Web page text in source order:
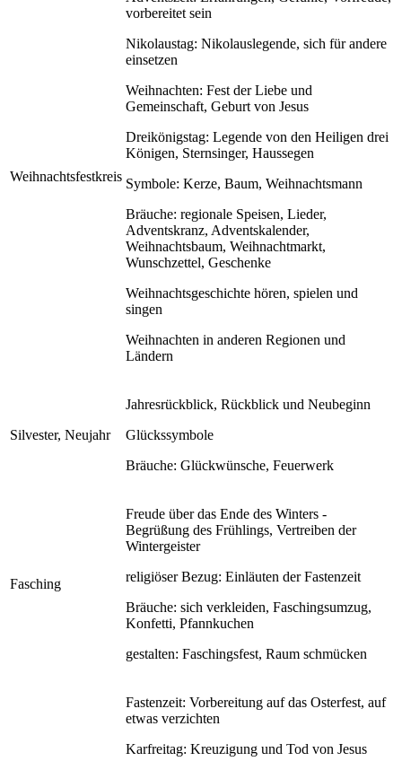
Weihnachtsfestkreis
vorbereitet sein
Nikolaustag: Nikolauslegende, sich für andere
einsetzen
Weihnachten: Fest der Liebe und
Gemeinschaft, Geburt von Jesus
Dreikönigstag: Legende von den Heiligen drei
Königen, Sternsinger, Haussegen
Symbole: Kerze, Baum, Weihnachtsmann
Bräuche: regionale Speisen, Lieder,
Adventskranz, Adventskalender,
Weihnachtsbaum, Weihnachtmarkt,
Wunschzettel, Geschenke
Weihnachtsgeschichte hören, spielen und
singen
Weihnachten in anderen Regionen und
Ländern
Silvester, Neujahr
Jahresrückblick, Rückblick und Neubeginn
Glückssymbole
Bräuche: Glückwünsche, Feuerwerk
Fasching
Freude über das Ende des Winters -
Begrüßung des Frühlings, Vertreiben der
Wintergeister
religiöser Bezug: Einläuten der Fastenzeit
Bräuche: sich verkleiden, Faschingsumzug,
Konfetti, Pfannkuchen
gestalten: Faschingsfest, Raum schmücken
Fastenzeit: Vorbereitung auf das Osterfest, auf
etwas verzichten
Karfreitag: Kreuzigung und Tod von Jesus